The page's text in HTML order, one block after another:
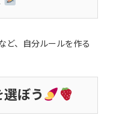
ど、自分ルールを作る
ぼう